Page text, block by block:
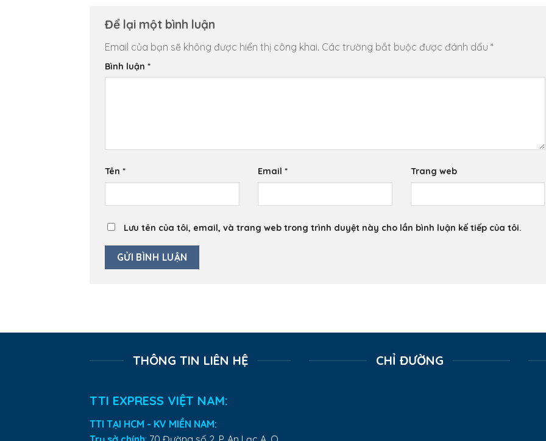
Để lại một bình luận
Email của bạn sẽ không được hiển thị công khai. Các trường bắt buộc được đánh dấu *
Bình luận *
Tên * Email * Trang web
Lưu tên của tôi, email, và trang web trong trình duyệt này cho lần bình luận kế tiếp của tôi.
THÔNG TIN LIÊN HỆ
TTI EXPRESS VIỆT NAM:
TTI TẠI HCM - KV MIỀN NAM:
CHỈ ĐƯỜNG